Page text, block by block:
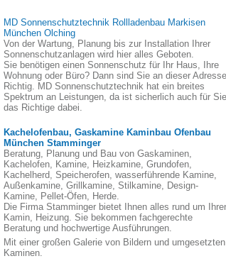
MD Sonnenschutztechnik Rollladenbau Markisen
München Olching
Von der Wartung, Planung bis zur Installation Ihrer
Sonnenschutzanlagen wird hier alles Geboten.
Sie benötigen einen Sonnenschutz für Ihr Haus, Ihre
Wohnung oder Büro? Dann sind Sie an dieser Adresse
Richtig. MD Sonnenschutztechnik hat ein breites
Spektrum an Leistungen, da ist sicherlich auch für Sie
das Richtige dabei.
Kachelofenbau, Gaskamine Kaminbau Ofenbau
München Stamminger
Beratung, Planung und Bau von Gaskaminen,
Kachelofen, Kamine, Heizkamine, Grundofen,
Kachelherd, Speicherofen, wasserführende Kamine,
Außenkamine, Grillkamine, Stilkamine, Design-
Kamine, Pellet-Öfen, Herde.
Die Firma Stamminger bietet Ihnen alles rund um
Kamin, Heizung. Sie bekommen fachgerechte
Beratung und hochwertige Ausführungen.
Mit einer großen Galerie von Bildern und umgesetzten
Kaminen.